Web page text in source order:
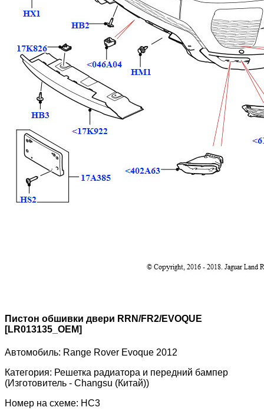
Пистон обшивки двери RRN/FR2/EVOQUE
[LR013135_OEM]
Автомобиль: Range Rover Evoque 2012
Категория: Решетка радиатора и передний бампер
(Изготовитель - Changsu (Китай))
Номер на схеме: HC3